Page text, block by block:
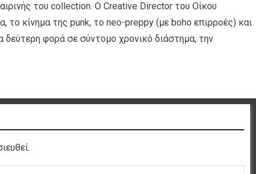
του collection. Ο Creative Director του Οίκου
το κίνημα της punk, το neo-preppy (με boho επιρροές) και
δεύτερη φορά σε σύντομο χρονικό διάστημα, την